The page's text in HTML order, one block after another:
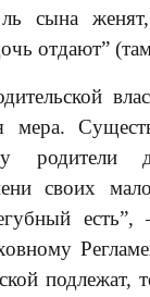
сына
отдают”
мера.
родители
своих
есть”,
подлежат,